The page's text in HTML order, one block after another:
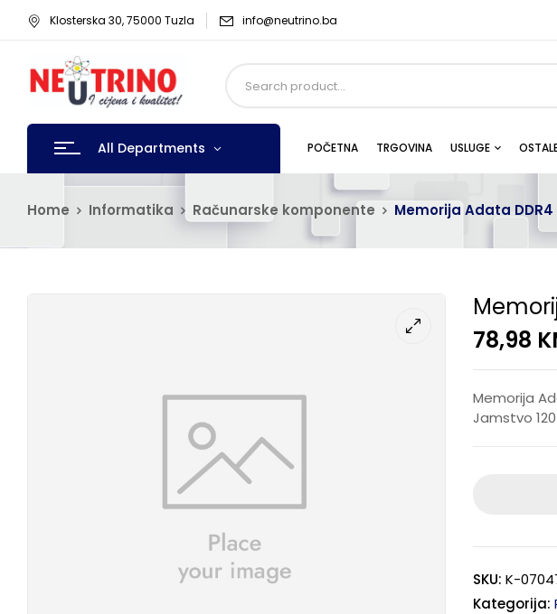
Klosterska 30, 75000 Tuzla info@neutrino.ba
All Departments POČETNA TRGOVINA USLUGE
Home Informatika Računarske komponente Memorija Adata DDR4
78,98
Memorija
Jamstvo
SKU: K-
Kategorija: